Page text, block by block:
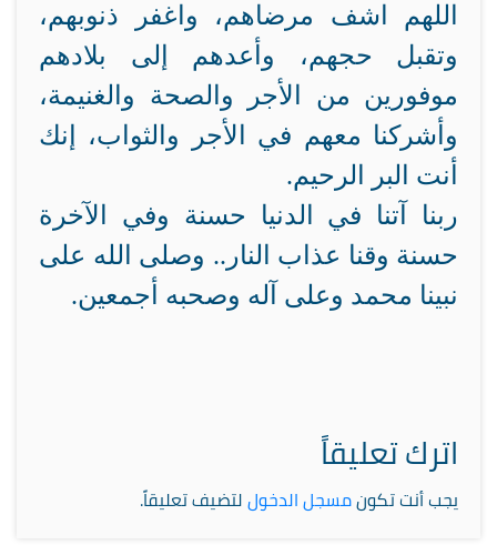
اللهم اشف مرضاهم، واغفر ذنوبهم،
وتقبل حجهم، وأعدهم إلى بلادهم
موفورين من الأجر والصحة والغنيمة،
وأشركنا معهم في الأجر والثواب، إنك
أنت البر الرحيم.
ربنا آتنا في الدنيا حسنة وفي الآخرة
حسنة وقنا عذاب النار.. وصلى الله على
نبينا محمد وعلى آله وصحبه أجمعين.
اترك تعليقاً
يجب أنت تكونمسجل الدخوللتضيف تعليقاً.